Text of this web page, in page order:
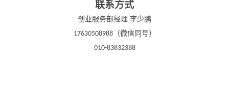
联系方式
创业服务部经理 李少鹏
17630508988（微信同号）
010-83832388